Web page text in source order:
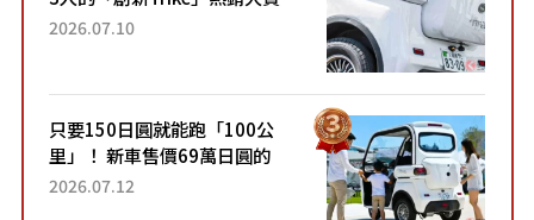
成為人氣車款！「養車成本真
2026.07.10
只要150日圓就能跑「100公
里」！ 新車售價69萬日圓的
「3人座」Trike大受歡迎！ 順
2026.07.12